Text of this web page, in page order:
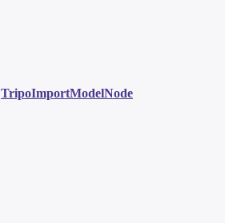
TripoImportModelNode